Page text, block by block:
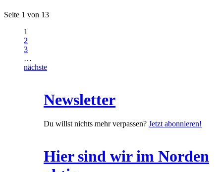
Seite 1 von 13
1
2
3
…
nächste
Newsletter
Du willst nichts mehr verpassen? Jetzt abonnieren!
Hier sind wir im Norden